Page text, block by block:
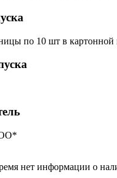
по 10 шт в картонной
нет информации о